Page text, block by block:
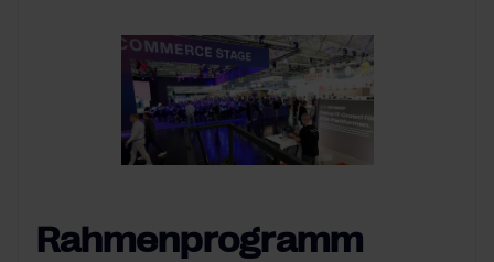
Rahmenprogramm